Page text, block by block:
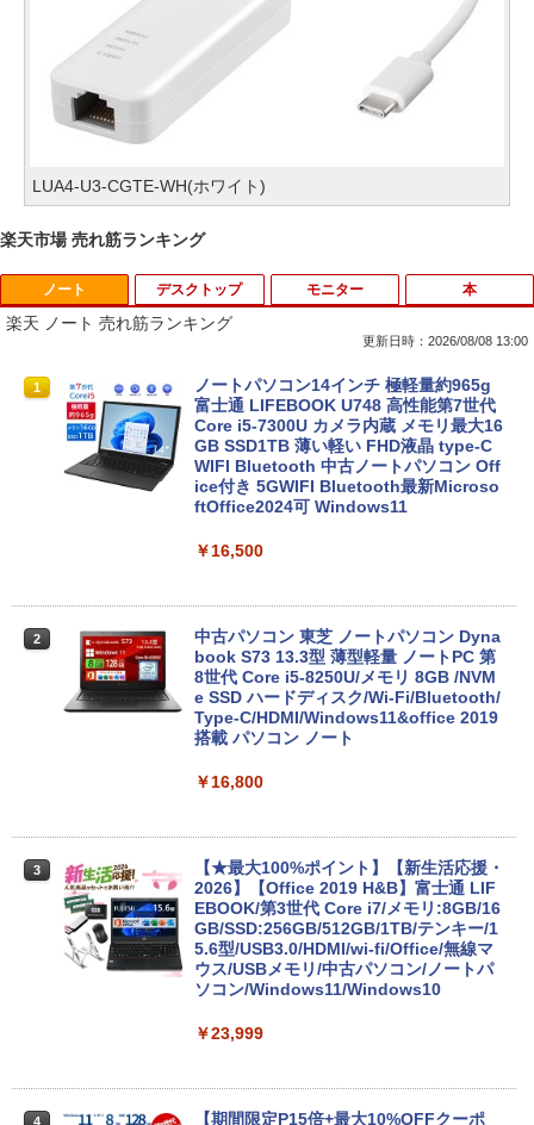
LUA4-U3-CGTE-WH(ホワイト)
楽天市場 売れ筋ランキング
ノート
楽天 ノート 売れ筋ランキング
更新日時：2026/08/08 13:00
1
ノートパソコン14インチ 極軽量約965g
富士通 LIFEBOOK U748 高性能第7世代
Core i5-7300U カメラ内蔵 メモリ最大16
GB SSD1TB 薄い軽い FHD液晶 type-C
WIFI Bluetooth 中古ノートパソコン Off
ice付き 5GWIFI Bluetooth最新Microso
ftOffice2024可 Windows11
￥16,500
2
中古パソコン 東芝 ノートパソコン Dyna
book S73 13.3型 薄型軽量 ノートPC 第
8世代 Core i5-8250U/メモリ 8GB /NVM
e SSD ハードディスク/Wi-Fi/Bluetooth/
Type-C/HDMI/Windows11&office 2019
搭載 パソコン ノート
￥16,800
3
【★最大100%ポイント】【新生活応援・
2026】【Office 2019 H&B】富士通 LIF
EBOOK/第3世代 Core i7/メモリ:8GB/16
GB/SSD:256GB/512GB/1TB/テンキー/1
5.6型/USB3.0/HDMI/wi-fi/Office/無線マ
ウス/USBメモリ/中古パソコン/ノートパ
ソコン/Windows11/Windows10
￥23,999
4 【期間限定P15倍+最大10%OFFクーポ
デスクトップ モニター 本